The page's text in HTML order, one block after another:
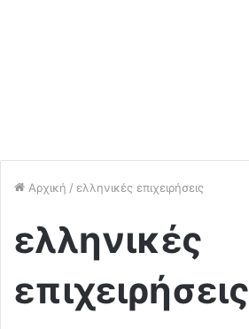
Αρχική / ελληνικές επιχειρήσεις
ελληνικές
επιχειρήσεις